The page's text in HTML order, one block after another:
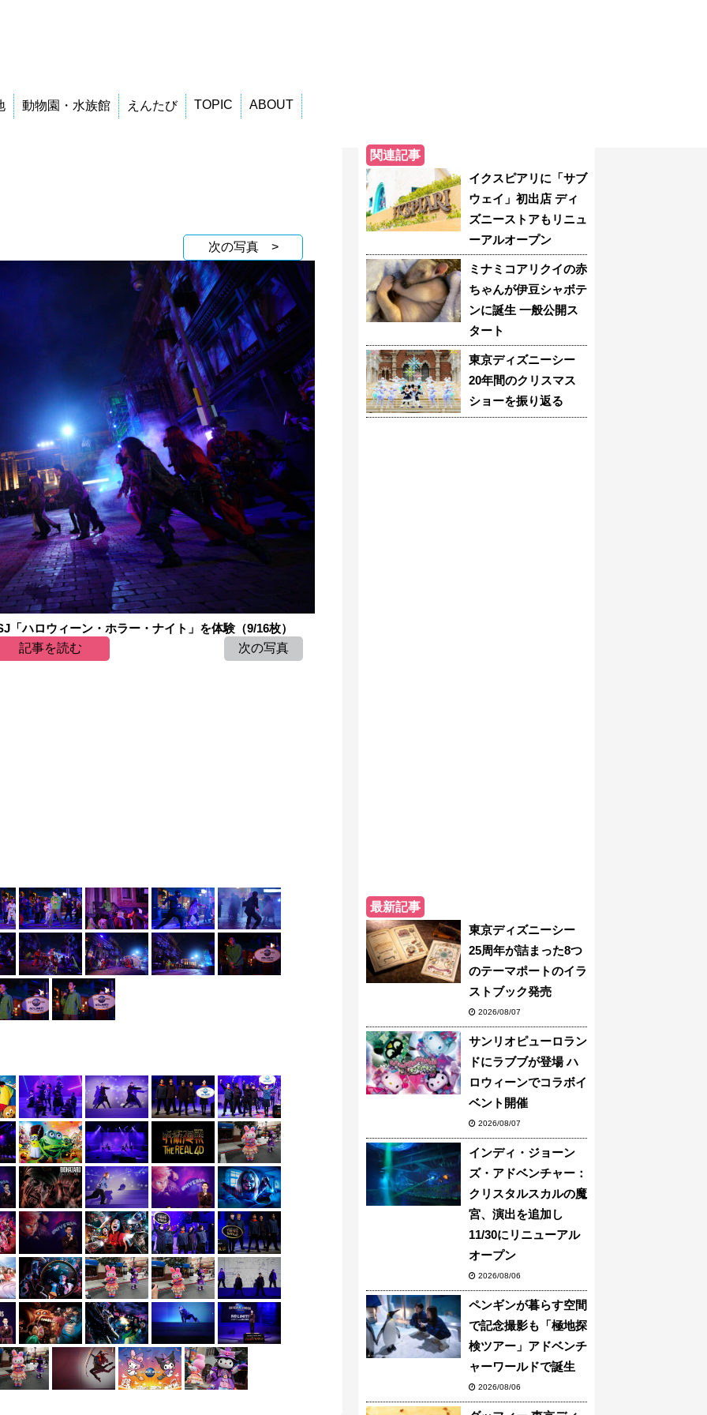
動物園・水族館 えんたび TOPIC ABOUT
次の写真 >
ハロウィーン・ホラー・ナイト」を体験（9/16枚）
記事を読む
次の写真
関連記事
イクスピアリに「サブ
ウェイ」初出店 ディ
ズニーストアもリニュ
ーアルオープン
ミナミコアリクイの赤
ちゃんが伊豆シャボテ
ンに誕生 一般公開ス
タート
東京ディズニーシー
20年間のクリスマス
ショーを振り返る
最新記事
東京ディズニーシー
25周年が詰まった8つ
のテーマポートのイラ
ストブック発売
2026/08/07
サンリオピューロラン
ドにラブブが登場 ハ
ロウィーンでコラボイ
ベント開催
2026/08/07
インディ・ジョーン
ズ・アドベンチャー：
クリスタルスカルの魔
宮、演出を追加し
11/30にリニューアル
オープン
2026/08/06
ペンギンが暮らす空間
で記念撮影も「極地探
検ツアー」アドベンチ
ャーワールドで誕生
2026/08/06